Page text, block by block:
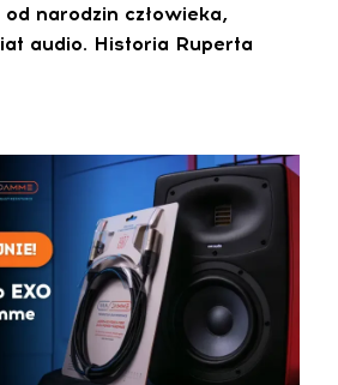
narodzin człowieka,
audio. Historia Ruperta